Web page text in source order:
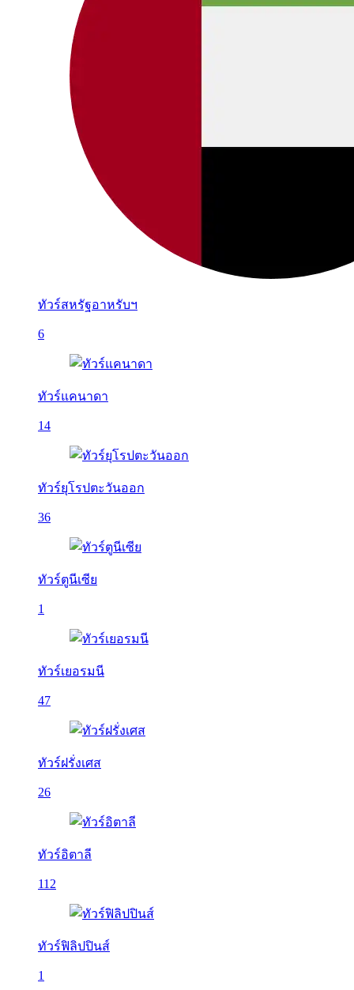
ทัวร์สหรัฐอาหรับฯ
6
ทัวร์แคนาดา
14
ทัวร์ยุโรปตะวันออก
36
ทัวร์ตูนีเซีย
1
ทัวร์เยอรมนี
47
ทัวร์ฝรั่งเศส
26
ทัวร์อิตาลี
112
ทัวร์ฟิลิปปินส์
1